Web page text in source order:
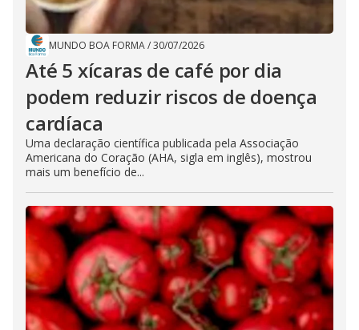
MUNDO BOA FORMA/30/07/2026
Até 5 xícaras de café por dia
podem reduzir riscos de doença
cardíaca
Uma declaração científica publicada pela Associação
Americana do Coração (AHA, sigla em inglês), mostrou
mais um benefício de...